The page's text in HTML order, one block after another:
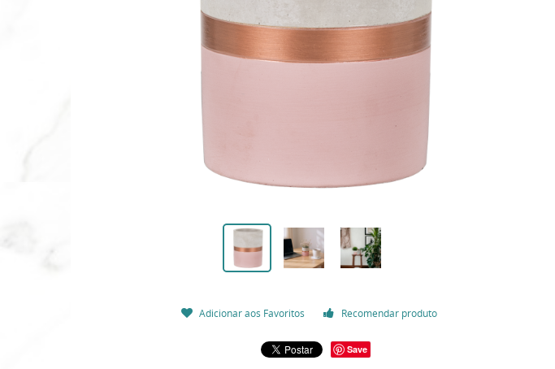
Adicionar aos Favoritos Recomendar produto
Save